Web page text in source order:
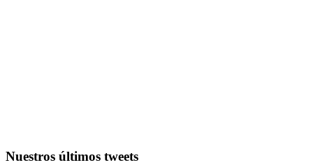
Nuestros últimos tweets